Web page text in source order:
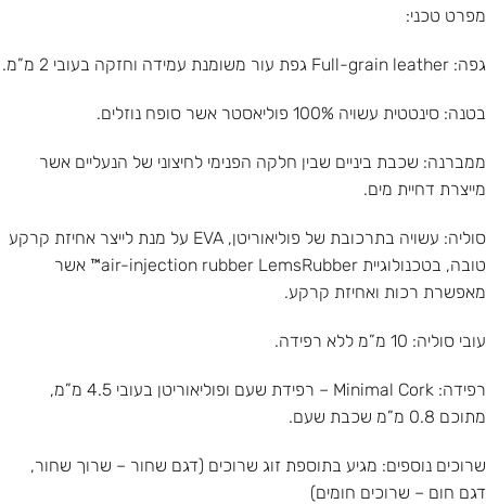
מפרט טכני:
גפה: Full-grain leather גפת עור משומנת עמידה וחזקה בעובי 2 מ”מ.
בטנה: סינטטית עשויה 100% פוליאסטר אשר סופח נוזלים.
ממברנה: שכבת ביניים שבין חלקה הפנימי לחיצוני של הנעליים אשר
מייצרת דחיית מים.
סוליה: עשויה בתרכובת של פוליאוריטן, EVA על מנת לייצר אחיזת קרקע
טובה, בטכנולוגיית air-injection rubber LemsRubber™ אשר
מאפשרת רכות ואחיזת קרקע.
עובי סוליה: 10 מ”מ ללא רפידה.
רפידה: Minimal Cork – רפידת שעם ופוליאוריטן בעובי 4.5 מ”מ,
מתוכם 0.8 מ”מ שכבת שעם.
שרוכים נוספים: מגיע בתוספת זוג שרוכים (דגם שחור – שרוך שחור,
דגם חום – שרוכים חומים)